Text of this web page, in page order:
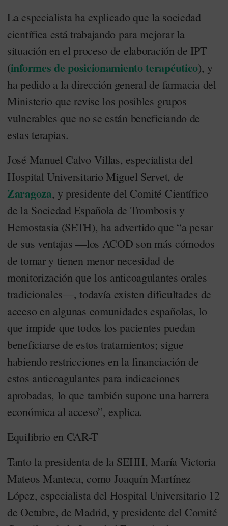
La especialista ha explicado que la sociedad
científica está trabajando para mejorar la
situación en el proceso de elaboración de IPT
(informes de posicionamiento terapéutico), y
ha pedido a la dirección general de farmacia del
Ministerio que revise los posibles grupos
vulnerables que no se están beneficiando de
estas terapias.
José Manuel Calvo Villas, especialista del
Hospital Universitario Miguel Servet, de
Zaragoza, y presidente del Comité Científico
de la Sociedad Española de Trombosis y
Hemostasia (SETH), ha advertido que “a pesar
de sus ventajas —los ACOD son más cómodos
de tomar y tienen menor necesidad de
monitorización que los anticoagulantes orales
tradicionales—, todavía existen dificultades de
acceso en algunas comunidades españolas, lo
que impide que todos los pacientes puedan
beneficiarse de estos tratamientos; sigue
habiendo restricciones en la financiación de
estos anticoagulantes para indicaciones
aprobadas, lo que también supone una barrera
económica al acceso”, explica.
Equilibrio en CAR-T
Tanto la presidenta de la SEHH, María Victoria
Mateos Manteca, como Joaquín Martínez
López, especialista del Hospital Universitario 12
de Octubre, de Madrid, y presidente del Comité